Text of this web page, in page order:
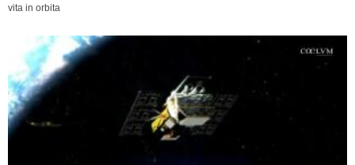
vita in orbita